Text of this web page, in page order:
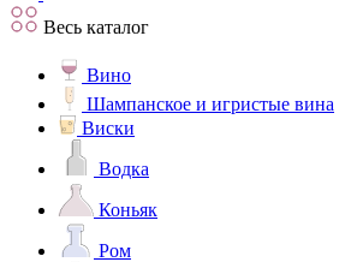
Весь каталог
Вино
Шампанское и игристые вина
Виски
Водка
Коньяк
Ром